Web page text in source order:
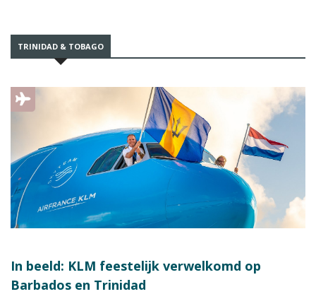
TRINIDAD & TOBAGO
In beeld: KLM feestelijk verwelkomd op
Barbados en Trinidad